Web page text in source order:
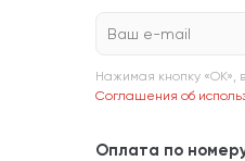
Ваш e-mail
Нажимая кнопку «ОК»,
Соглашения об
Оплата по